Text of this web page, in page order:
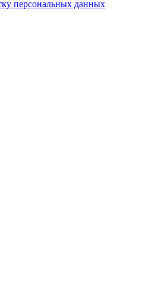
персональных данных